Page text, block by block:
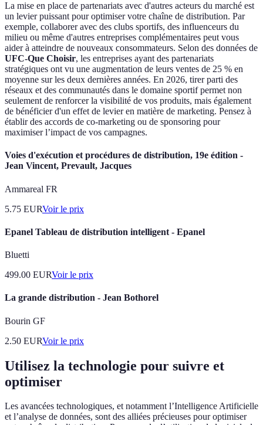
La mise en place de partenariats avec d'autres acteurs du marché est
un levier puissant pour optimiser votre chaîne de distribution. Par
exemple, collaborer avec des clubs sportifs, des influenceurs du
milieu ou même d'autres entreprises complémentaires peut vous
aider à atteindre de nouveaux consommateurs. Selon des données de
UFC-Que Choisir, les entreprises ayant des partenariats
stratégiques ont vu une augmentation de leurs ventes de 25 % en
moyenne sur les deux dernières années. En 2026, tirer parti des
réseaux et des communautés dans le domaine sportif permet non
seulement de renforcer la visibilité de vos produits, mais également
de bénéficier d'un effet de levier en matière de marketing. Pensez à
établir des accords de co-marketing ou de sponsoring pour
maximiser l’impact de vos campagnes.
Voies d'exécution et procédures de distribution, 19e édition -
Jean Vincent, Prevault, Jacques
Ammareal FR
5.75 EURVoir le prix
Epanel Tableau de distribution intelligent - Epanel
Bluetti
499.00 EURVoir le prix
La grande distribution - Jean Bothorel
Bourin GF
2.50 EURVoir le prix
Utilisez la technologie pour suivre et
optimiser
Les avancées technologiques, et notamment l’Intelligence Artificielle
et l’analyse de données, sont des alliées précieuses pour optimiser